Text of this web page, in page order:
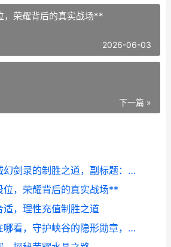
，荣耀背后的真实战场**
2026-06-03
下一篇 »
天地劫攻略：幽城幻剑录的制胜之道，副标题：老玩家的战术心得与剧情抉择
，荣耀背后的真实战场**
，理性充值制胜之道
王者荣耀信誉分在哪看，守护峡谷的隐形勋章，副标题，探寻信誉体系的查看之道与深层意义